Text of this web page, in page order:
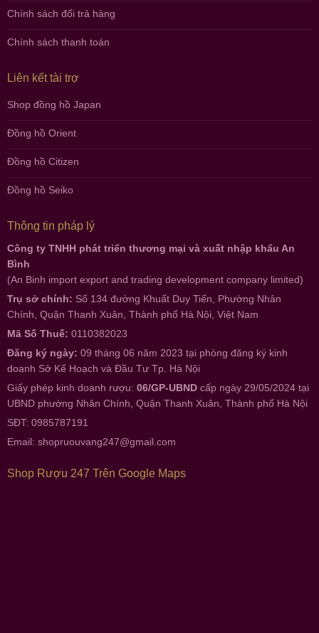
Chính sách đổi trả hàng
Chính sách thanh toán
Liên kết tài trợ
Shop đồng hồ Japan
Đồng hồ Orient
Đồng hồ Citizen
Đồng hồ Seiko
Thông tin pháp lý
Công ty TNHH phát triển thương mại và xuất nhập khẩu An
Bình
(An Binh import export and trading development company limited)
Trụ sở chính: Số 134 đường Khuất Duy Tiến, Phường Nhân
Chính, Quận Thanh Xuân, Thành phố Hà Nội, Việt Nam
Mã Số Thuế: 0110382023
Đăng ký ngày: 09 tháng 06 năm 2023 tại phòng đăng ký kinh
doanh Sở Kế Hoạch và Đầu Tư Tp. Hà Nội
Giấy phép kinh doanh rượu: 06/GP-UBND cấp ngày 29/05/2024 tại
UBND phường Nhân Chính, Quận Thanh Xuân, Thành phố Hà Nội
SĐT: 0985787191
Email: shopruouvang247@gmail.com
Shop Rượu 247 Trên Google Maps